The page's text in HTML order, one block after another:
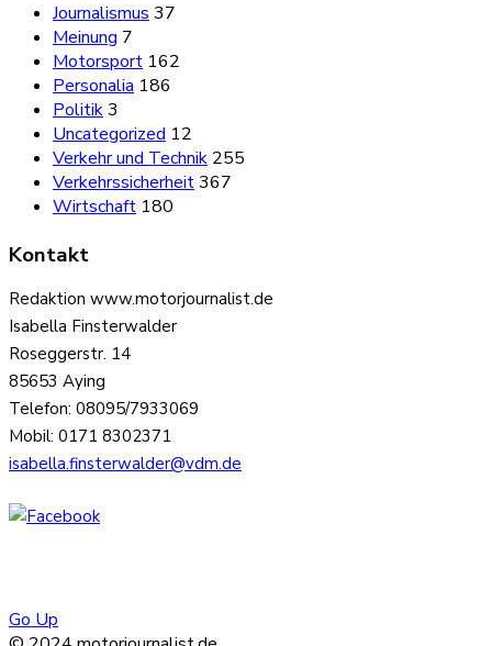
Journalismus 37
Meinung 7
Motorsport 162
Personalia 186
Politik3
Uncategorized 12
Verkehr und Technik 255
Verkehrssicherheit367
Wirtschaft 180
Kontakt
Redaktion www.motorjournalist.de
Isabella Finsterwalder
Roseggerstr. 14
85653 Aying
Telefon: 08095/7933069
Mobil: 0171 8302371
isabella.finsterwalder@vdm.de
Go Up